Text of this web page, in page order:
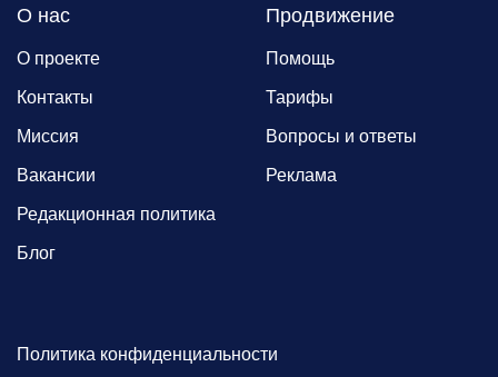
О нас
О проекте
Контакты
Миссия
Вакансии
Редакционная политика
Блог
Продвижение
Помощь
Тарифы
Вопросы и ответы
Реклама
Политика конфиденциальности